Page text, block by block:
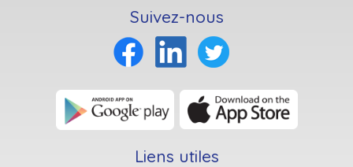
Suivez-nous
Liens utiles